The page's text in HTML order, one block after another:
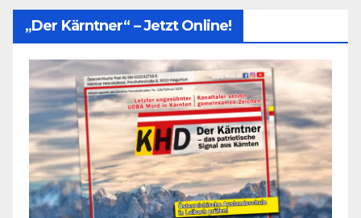
„Der Kärntner“ – Jetzt Online!